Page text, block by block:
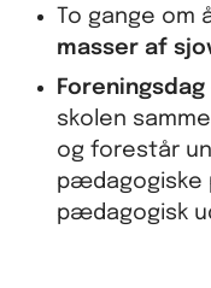
To gange
masser af
Foreningsdag
skolen
og forestår
pædagogiske
pædagogisk